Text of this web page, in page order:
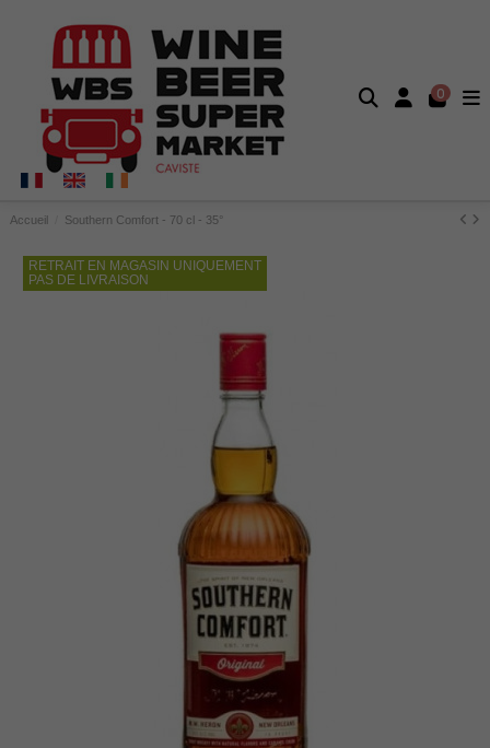
0
Accueil Southern Comfort - 70 cl - 35°
RETRAIT EN MAGASIN UNIQUEMENT
PAS DE LIVRAISON